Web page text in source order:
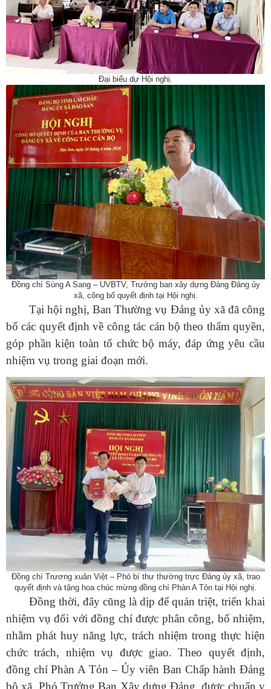
Đại biểu dự Hội nghị.
Đồng chíSùng A Sang – UVBTV, Trưởng ban xây dựng Đảng Đảng ủy
xã, công bố quyết định tại Hội nghị.
Tại hội nghị, Ban Thường vụ Đảng ủy xã đã công
bố các quyết định về công tác cán bộ theo thẩm quyền,
góp phần kiện toàn tổ chức bộ máy, đáp ứng yêu cầu
nhiệm vụ trong giai đoạn mới.
Đồng chí Trương xuân Việt – Phó bí thư thường trực Đảng ủy xã, trao
quyết định và tặng hoa chúc mừng đồng chí Phàn A Tỏn tại Hội nghị.
Đồng thời, đây cũng là dịp để quán triệt, triển khai
nhiệm vụ đối với đồng chí được phân công, bổ nhiệm,
nhằm phát huy năng lực, trách nhiệm trong thực hiện
chức trách, nhiệm vụ được giao. Theo quyết định,
đồng chí Phàn A Tỏn – Ủy viên Ban Chấp hành Đảng
bộ xã, Phó Trưởng Ban Xây dựng Đảng, được chuẩn y